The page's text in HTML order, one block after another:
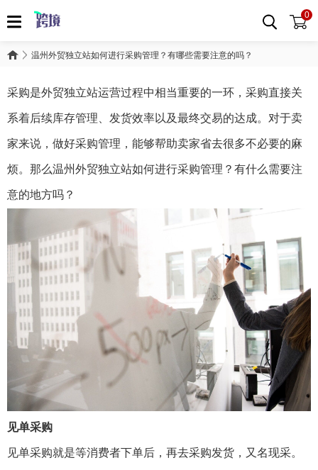
0
温州外贸独立站如何进行采购管理？有哪些需要注意的吗？
采购是外贸独立站运营过程中相当重要的一环，采购直接关
系着后续库存管理、发货效率以及最终交易的达成。对于卖
家来说，做好采购管理，能够帮助卖家省去很多不必要的麻
烦。那么温州外贸独立站如何进行采购管理？有什么需要注
意的地方吗？
见单采购
见单采购就是等消费者下单后，再去采购发货，又名现采。